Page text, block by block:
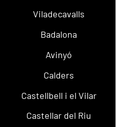
Viladecavalls
Badalona
Avinyó
Calders
Castellbell i el Vilar
Castellar del Riu